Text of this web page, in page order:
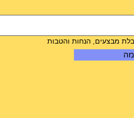
מבצעים, הנחות והטבות